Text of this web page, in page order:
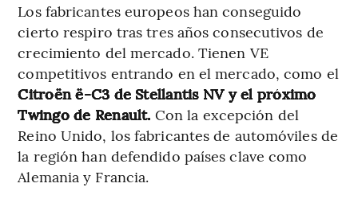
Los fabricantes europeos han conseguido
cierto respiro tras tres años consecutivos de
crecimiento del mercado. Tienen VE
competitivos entrando en el mercado, como el
Citroën ë-C3 de Stellantis NV y el próximo
Twingo de Renault. Con la excepción del
Reino Unido, los fabricantes de automóviles de
la región han defendido países clave como
Alemania y Francia.